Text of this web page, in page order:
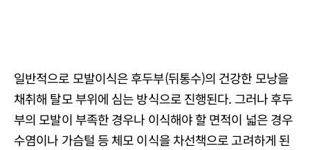
일반적으로 모발이식은 후두부(뒤통수)의 건강한 모낭을
채취해 탈모 부위에 심는 방식으로 진행된다. 그러나 후두
부의 모발이 부족한 경우나 이식해야 할 면적이 넓은 경우
수염이나 가슴털 등 체모 이식을 차선책으로 고려하게 된